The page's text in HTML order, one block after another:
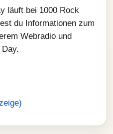
läuft bei 1000 Rock
du Informationen zum
Webradio und